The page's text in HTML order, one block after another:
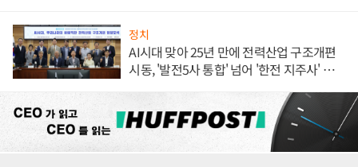
정치
AI시대 맞아 25년 만에 전력산업 구조개편
시동, '발전5사 통합' 넘어 '한전 지주사' 재편